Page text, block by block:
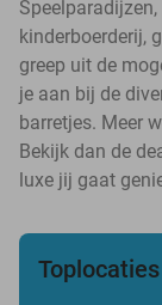
kinderboerderij,
greep uit de
je aan bij de
barretjes. Meer
Bekijk dan de
luxe jij gaat